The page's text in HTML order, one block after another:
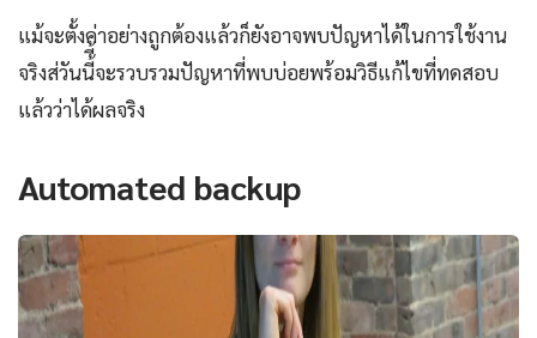
แม้จะตั้งค่าอย่างถูกต้องแล้วก็ยังอาจพบปัญหาได้ในการใช้งาน
จริงส่วันนี้ี้จะรวบรวมปัญหาที่พบบ่อยพร้อมวิธีแก้ไขที่ทดสอบ
แล้วว่าได้ผลจริง
Automated backup